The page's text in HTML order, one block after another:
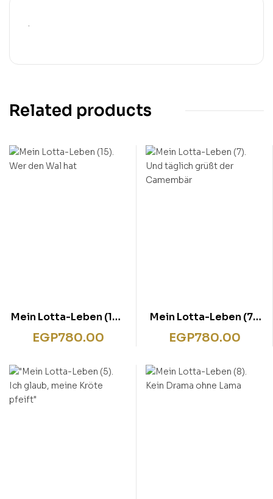
.
Related products
Mein Lotta-Leben (15).
Wer den Wal hat
EGP780.00
Mein Lotta-Leben (7).
Und täglich grüßt der
Camembär
EGP780.00